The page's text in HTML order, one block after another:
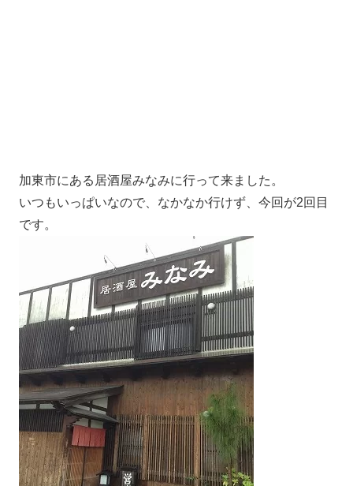
加東市にある居酒屋みなみに行って来ました。
いつもいっぱいなので、なかなか行けず、今回が2回目
です。